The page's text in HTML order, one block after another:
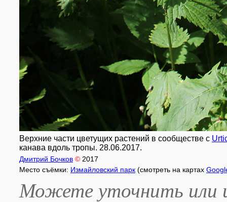
Верхние части цветущих растений в сообществе с
канава вдоль тропы. 28.06.2017.
Дмитрий Бочков © 2017
Место съёмки: Измайловский парк (смотреть на картах
Можете уточнить или